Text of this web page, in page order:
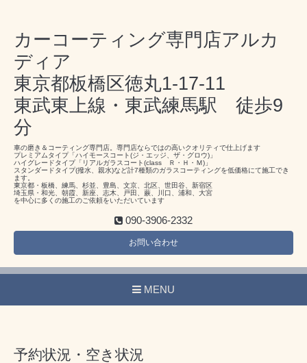
カーコーティング専門店アルカ
ディア
東京都板橋区徳丸1-17-11
東武東上線・東武練馬駅 徒歩9
分
車の磨き＆コーティング専門店。専門店ならではの高いクオリティで仕上げます
プレミアムタイプ「ハイモースコート(ジ・エッジ、ザ・グロウ)」
ハイグレードタイプ「リアルガラスコート(class Ｒ・Ｈ・Ｍ)」
スタンダードタイプ(撥水、親水)など計7種類のガラスコーティングを低価格にて施工でき
ます。
東京都・板橋、練馬、杉並、豊島、文京、北区、世田谷、新宿区
埼玉県・和光、朝霞、新座、志木、戸田、蕨、川口、浦和、大宮
を中心に多くの施工のご依頼をいただいています
090-3906-2332
お問い合わせ
MENU
予約状況・空き状況